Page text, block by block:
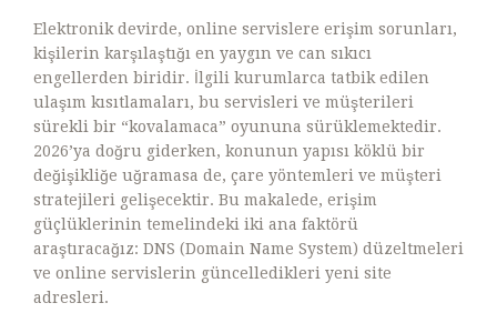
Elektronik devirde, online servislere erişim sorunları,
kişilerin karşılaştığı en yaygın ve can sıkıcı
engellerden biridir. İlgili kurumlarca tatbik edilen
ulaşım kısıtlamaları, bu servisleri ve müşterileri
sürekli bir “kovalamaca” oyununa sürüklemektedir.
2026’ya doğru giderken, konunun yapısı köklü bir
değişikliğe uğramasa de, çare yöntemleri ve müşteri
stratejileri gelişecektir. Bu makalede, erişim
güçlüklerinin temelindeki iki ana faktörü
araştıracağız: DNS (Domain Name System) düzeltmeleri
ve online servislerin güncelledikleri yeni site
adresleri.